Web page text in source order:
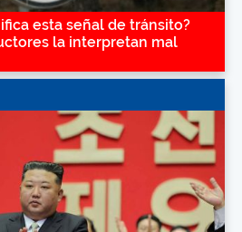
esta señal de tránsito?
la interpretan mal